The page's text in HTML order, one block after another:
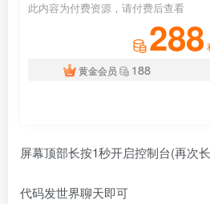
此内容为付费资源，请付费后查看
288
黄金会员
188
屏幕顶部长按1秒开启控制台(再次
代码发世界聊天即可